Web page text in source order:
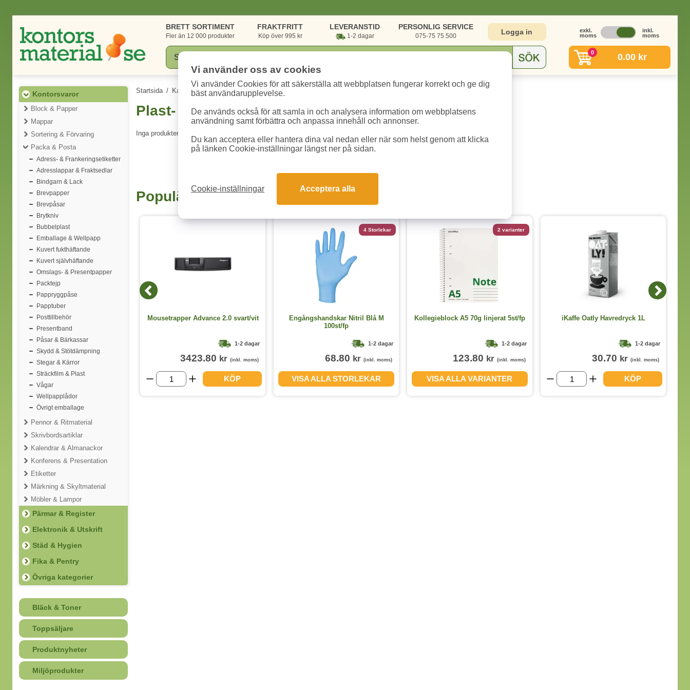
BRETT SORTIMENT
Fler än 12 000 produkter
FRAKTFRITT
Köp över 995 kr
LEVERANSTID
1-2 dagar
PERSONLIG SERVICE
075-75 75 500 Logga in
exkl.
moms
inkl.
moms
0 0.00 kr
Kontorsvaror
Block & Papper
Mappar
Sortering & Förvaring
Packa & Posta
Adress- & Frankeringsetiketter
Adresslappar & Fraktsedlar
Bindgarn & Lack
Brevpapper
Brevpåsar
Brytkniv
Bubbelplast
Emballage & Wellpapp
Kuvert fukthäftande
Kuvert självhäftande
Omslags- & Presentpapper
Packtejp
Pappryggpåse
Papptuber
Posttillbehör
Presentband
Påsar & Bärkassar
Skydd & Stötdämpning
Stegar & Kärror
Sträckfilm & Plast
Vågar
Wellpapplådor
Övrigt emballage
Pennor & Ritmaterial
Skrivbordsartiklar
Kalendrar & Almanackor
Konferens & Presentation
Etiketter
Märkning & Skyltmaterial
Möbler & Lampor
Pärmar & Register
Elektronik & Utskrift
Städ & Hygien
Fika & Pentry
Övriga kategorier
Bläck & Toner
Toppsäljare
Produktnyheter
Miljöprodukter
Startsida / Kategorier / Kontorsvaror / Packa & Posta Plast- & Blixtlåspåsar
Plast- & Blixtlåspåsar
Inga produkter att visa.
Populära produkter
Duck WC-rent Aktiv Gel Marine
750ml
56.30
VISA ALLA VARIANTER
Mousetrapper Advance 2.0 svart/vit
1-2 dagar
3423.80 kr (inkl. moms)
KÖP
4 Storlekar
Engångshandskar Nitril Blå M
100st/fp
1-2 dagar
68.80 kr (inkl. moms)
VISA ALLA STORLEKAR
2 varianter
Kollegieblock A5 70g linjerat 5st/fp
1-2 dagar
123.80 kr (inkl. moms)
VISA ALLA VARIANTER
iKaffe Oatly Havredryck 1L
1-2 dagar
30.70 kr (inkl. moms)
KÖP
Vi använder oss av cookies
Vi använder Cookies för att säkerställa att webbplatsen fungerar korrekt och ge dig
bäst användarupplevelse.
De används också för att samla in och analysera information om webbplatsens
användning samt förbättra och anpassa innehåll och annonser.
Du kan acceptera eller hantera dina val nedan eller när som helst genom att klicka
på länken Cookie-inställningar längst ner på sidan.
Cookie-inställningar Acceptera alla